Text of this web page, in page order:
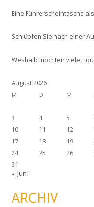
Eine Führerscheintasche
Schlüpfen Sie nach einer
Weshalb möchten viele
August 2026
M
D M
3
4 5
10
11 12
17
18 19
24
25 26
31
« Juni
ARCHIV